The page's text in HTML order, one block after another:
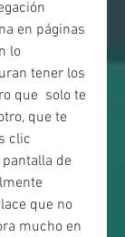
en páginas
lo
tener los
que  solo te
que te
clic
de
que no
mucho en